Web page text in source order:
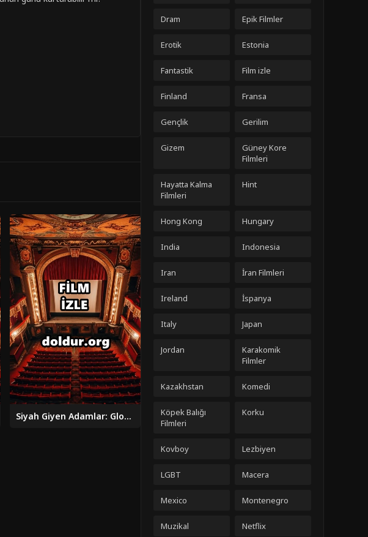
Siyah Giyen Adamlar: Global Tehdit 2019 izle
Dram Epik Filmler
Erotik Estonia
Fantastik Film izle
Finland Fransa
Gençlik Gerilim
Gizem
Güney Kore
Filmleri
Hayatta Kalma
Filmleri
Hint
Hong Kong Hungary
India Indonesia
Iran İran Filmleri
Ireland İspanya
Italy Japan
Jordan
Karakomik
Filmler
Kazakhstan Komedi
Köpek Balığı
Filmleri
Korku
Kovboy Lezbiyen
LGBT Macera
Mexico Montenegro
Muzikal Netflix